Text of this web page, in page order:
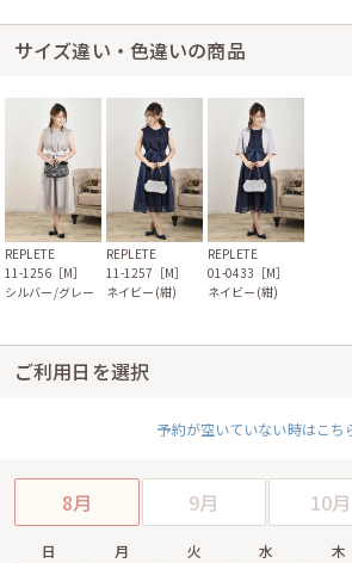
サイズ違い・色違いの商品
REPLETE
11-1256［M］
シルバー/グレー
REPLETE
11-1257［M］
ネイビー(紺)
REPLETE
01-0433［M］
ネイビー(紺)
ご利用日を選択
予約が空いていない時はこち
8月 9月 10月
日 月 火 水 木